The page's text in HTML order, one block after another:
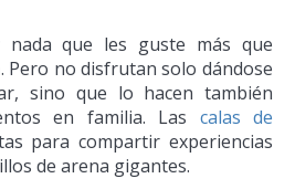
que les guste más que
. Pero no disfrutan solo dándose
sino que lo hacen también
en familia. Las calas de
para compartir experiencias
de arena gigantes.